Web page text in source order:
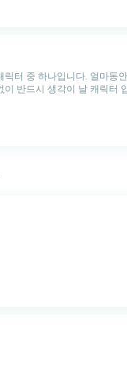
터 중 하나입니다. 얼마동
반드시 생각이 날 캐릭터